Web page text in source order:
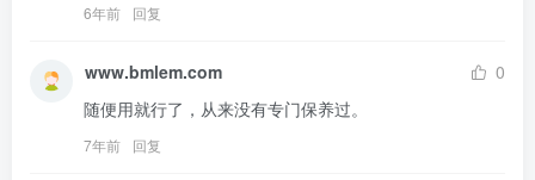
6年前 回复
www.bmlem.com
0
随便用就行了，从来没有专门保养过。
7年前 回复